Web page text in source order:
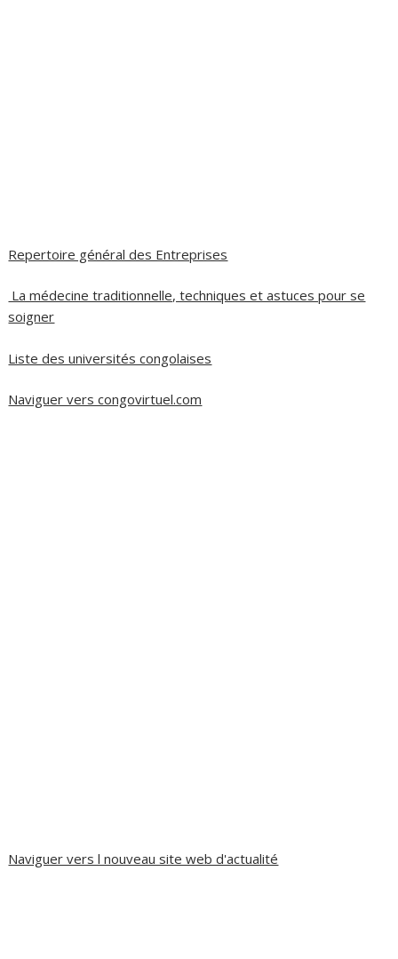
Repertoire général des Entreprises
La médecine traditionnelle, techniques et astuces pour se
soigner
Liste des universités congolaises
Naviguer vers congovirtuel.com
Naviguer vers l nouveau site web d'actualité